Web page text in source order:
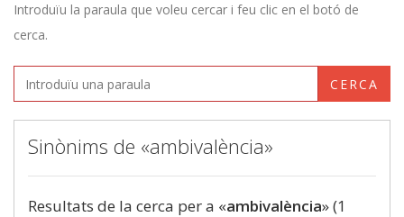
Introduïu la paraula que voleu cercar i feu clic en el botó de
cerca.
CERCA
Sinònims de «ambivalència»
Resultats de la cerca per a «ambivalència» (1